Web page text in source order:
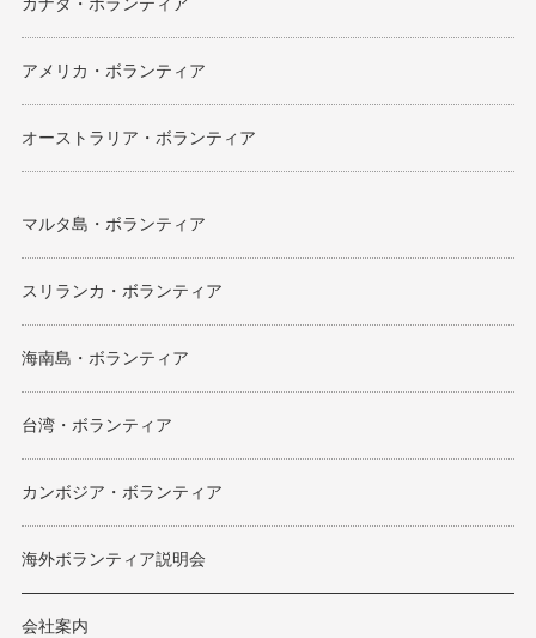
カナダ・ボランティア
アメリカ・ボランティア
オーストラリア・ボランティア
マルタ島・ボランティア
スリランカ・ボランティア
海南島・ボランティア
台湾・ボランティア
カンボジア・ボランティア
海外ボランティア説明会
会社案内